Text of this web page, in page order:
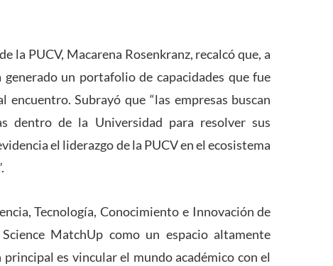
la PUCV, Macarena Rosenkranz, recalcó que, a
un portafolio de capacidades que fue
Subrayó que “las empresas buscan
dentro de la Universidad para resolver sus
el liderazgo de la PUCV en el ecosistema
Tecnología, Conocimiento e Innovación de
MatchUp como un espacio altamente
es vincular el mundo académico con el